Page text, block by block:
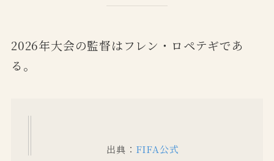
2026年大会の監督はフレン・ロペテギであ
る。
出典： FIFA公式